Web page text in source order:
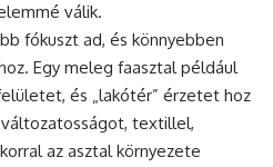
válik.
fókuszt ad, és könnyebben
Egy meleg faasztal például
és „lakótér” érzetet hoz
textillel,
az asztal környezete